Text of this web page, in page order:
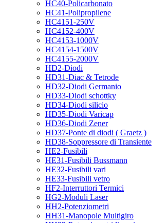
HC40-Policarbonato
HC41-Polipropilene
HC4151-250V
HC4152-400V
HC4153-1000V
HC4154-1500V
HC4155-2000V
HD2-Diodi
HD31-Diac & Tetrode
HD32-Diodi Germanio
HD33-Diodi schottky
HD34-Diodi silicio
HD35-Diodi Varicap
HD36-Diodi Zener
HD37-Ponte di diodi ( Graetz )
HD38-Soppressore di Transiente
HE2-Fusibili
HE31-Fusibili Bussmann
HE32-Fusibili vari
HE33-Fusibili vetro
HF2-Interruttori Termici
HG2-Moduli Laser
HH2-Potenziometri
HH31-Manopole Multigiro